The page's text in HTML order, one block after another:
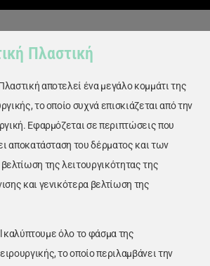
Πλαστική
αποτελεί ένα μεγάλο κομμάτι της
το οποίο συχνά επισκιάζεται από την
Εφαρμόζεται σε περιπτώσεις που
αποκατάσταση του δέρματος και των
της λειτουργικότητας της
και γενικότερα βελτίωση της
καλύπτουμε όλο το φάσμα της
το οποίο περιλαμβάνει την